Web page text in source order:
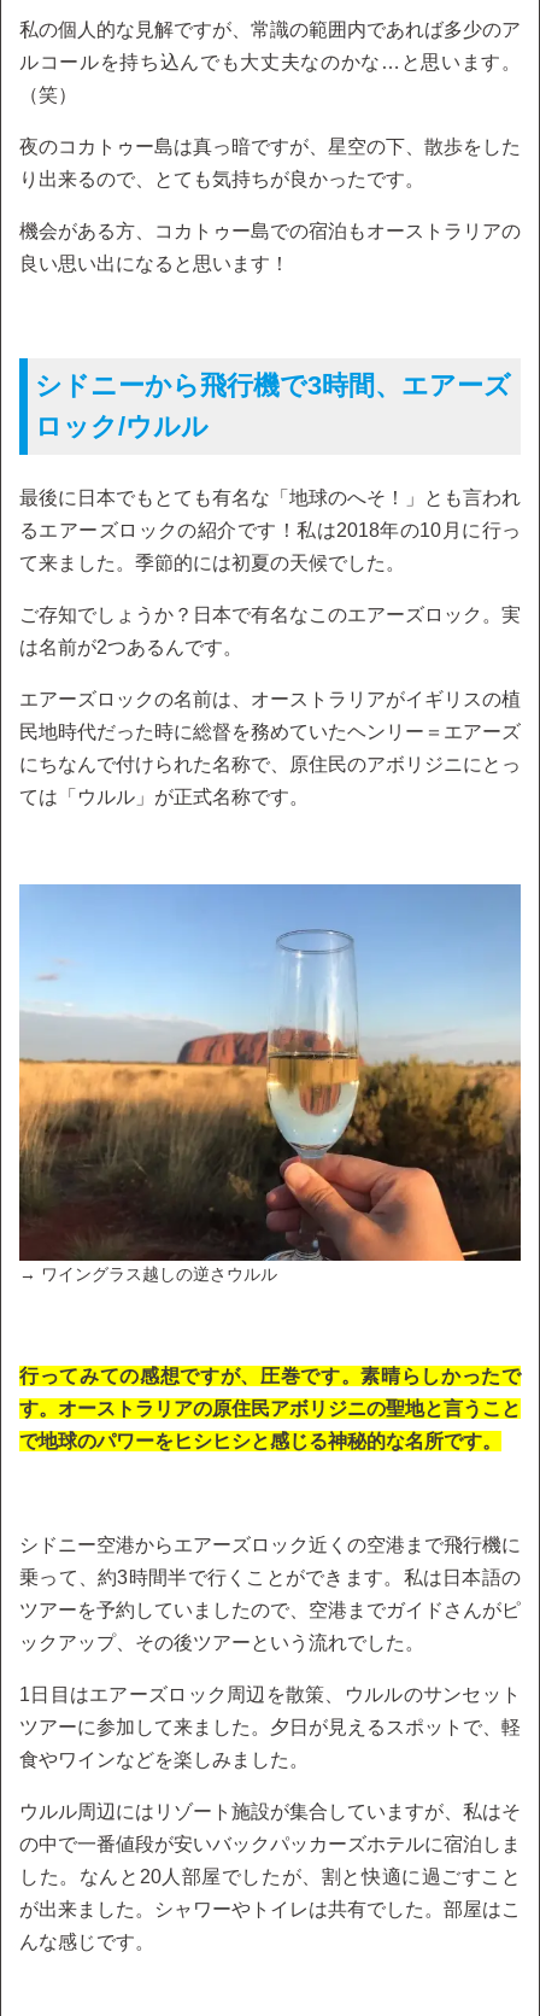
私の個人的な見解ですが、常識の範囲内であれば多少のア
ルコールを持ち込んでも大丈夫なのかな…と思います。
（笑）
夜のコカトゥー島は真っ暗ですが、星空の下、散歩をした
り出来るので、とても気持ちが良かったです。
機会がある方、コカトゥー島での宿泊もオーストラリアの
良い思い出になると思います！
シドニーから飛行機で3時間、エアーズ
ロック/ウルル
最後に日本でもとても有名な「地球のへそ！」とも言われ
るエアーズロックの紹介です！私は2018年の10月に行っ
て来ました。季節的には初夏の天候でした。
ご存知でしょうか？日本で有名なこのエアーズロック。実
は名前が2つあるんです。
エアーズロックの名前は、オーストラリアがイギリスの植
民地時代だった時に総督を務めていたヘンリー＝エアーズ
にちなんで付けられた名称で、原住民のアボリジニにとっ
ては「ウルル」が正式名称です。
→ ワイングラス越しの逆さウルル
行ってみての感想ですが、圧巻です。素晴らしかったで
す。オーストラリアの原住民アボリジニの聖地と言うこと
で地球のパワーをヒシヒシと感じる神秘的な名所です。
シドニー空港からエアーズロック近くの空港まで飛行機に
乗って、約3時間半で行くことができます。私は日本語の
ツアーを予約していましたので、空港までガイドさんがピ
ックアップ、その後ツアーという流れでした。
1日目はエアーズロック周辺を散策、ウルルのサンセット
ツアーに参加して来ました。夕日が見えるスポットで、軽
食やワインなどを楽しみました。
ウルル周辺にはリゾート施設が集合していますが、私はそ
の中で一番値段が安いバックパッカーズホテルに宿泊しま
した。なんと20人部屋でしたが、割と快適に過ごすこと
が出来ました。シャワーやトイレは共有でした。部屋はこ
んな感じです。